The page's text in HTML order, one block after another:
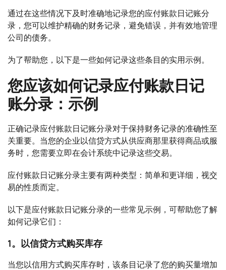
通过在这些情况下及时准确地记录您的应付账款日记账分
录，您可以维护精确的财务记录，避免错误，并有效地管理
公司的债务。
为了帮助您，以下是一些如何记录这些条目的实用示例。
您应该如何记录应付账款日记
账分录：示例
正确记录应付账款日记账分录对于保持财务记录的准确性至
关重要。当您的企业以信贷方式从供应商那里获得商品或服
务时，您需要立即在会计系统中记录这些交易。
应付账款日记账分录主要有两种类型：简单和更详细，视交
易的性质而定。
以下是应付账款日记账分录的一些常见示例，可帮助您了解
如何记录它们：
1。以信贷方式购买库存
当您以信用方式购买库存时，该条目记录了您的购买量增加